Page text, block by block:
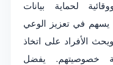
لحماية بيانات
يسهم في تعزيز الوعي
الأفراد على اتخاذ
خصوصيتهم. يفضل